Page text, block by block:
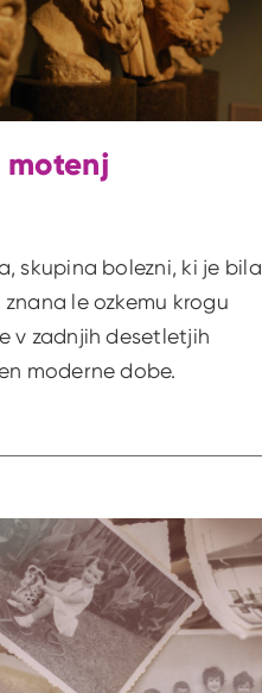
motenj
skupina bolezni, ki je bila
le ozkemu krogu
v zadnjih desetletjih
moderne dobe.